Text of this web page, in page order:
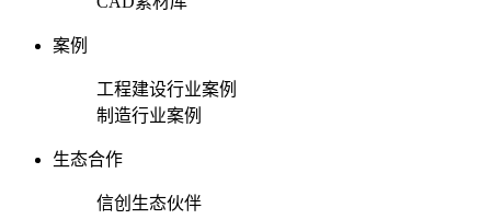
案例
工程建设行业案例
制造行业案例
生态合作
信创生态伙伴